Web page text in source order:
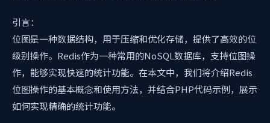
引言：
位图是一种数据结构，用于压缩和优化存储，提供了高效的位
级别操作。Redis作为一种常用的NoSQL数据库，支持位图操
作，能够实现快速的统计功能。在本文中，我们将介绍Redis
位图操作的基本概念和使用方法，并结合PHP代码示例，展示
如何实现精确的统计功能。